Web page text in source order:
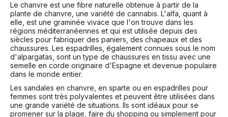
Le chanvre est une fibre naturelle obtenue à partir de la
plante de chanvre, une variété de cannabis. L'alfa, quant à
elle, est une graminée vivace que l'on trouve dans les
régions méditerranéennes et qui est utilisée depuis des
siècles pour fabriquer des paniers, des chapeaux et des
chaussures. Les espadrilles, également connues sous le nom
d'alpargatas, sont un type de chaussures en tissu avec une
semelle en corde originaire d'Espagne et devenue populaire
dans le monde entier.
Les sandales en chanvre, en sparte ou en espadrilles pour
femmes sont très polyvalentes et peuvent être utilisées dans
une grande variété de situations. Ils sont idéaux pour se
promener sur la plage, faire du shopping ou simplement pour